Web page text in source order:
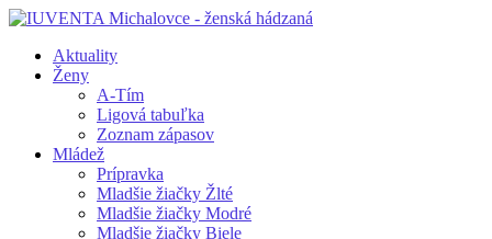
Aktuality
Ženy
A-Tím
Ligová tabuľka
Zoznam zápasov
Mládež
Prípravka
Mladšie žiačky Žlté
Mladšie žiačky Modré
Mladšie žiačky Biele